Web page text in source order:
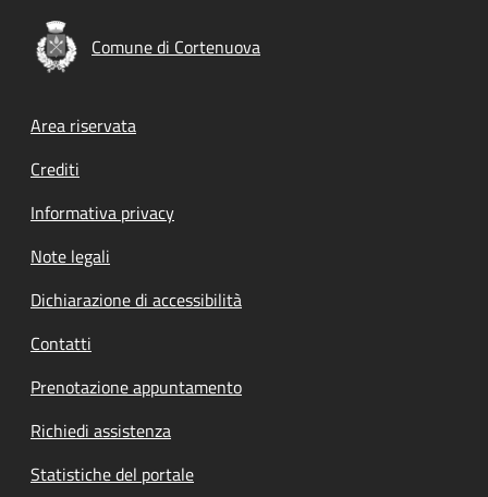
Comune di Cortenuova
Footer menu
Area riservata
Crediti
Informativa privacy
Note legali
Dichiarazione di accessibilità
Contatti
Prenotazione appuntamento
Richiedi assistenza
Statistiche del portale